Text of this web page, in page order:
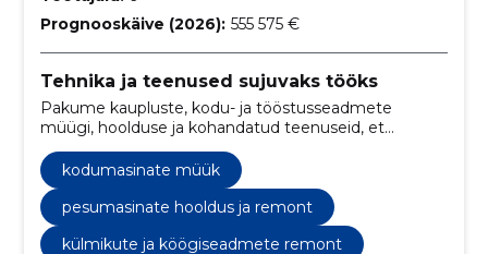
Prognooskäive (2026): 555 575 €
Tehnika ja teenused sujuvaks tööks
Pakume kaupluste, kodu- ja tööstusseadmete
müügi, hoolduse ja kohandatud teenuseid, et
vähendada seisakuid ja tõsta efektiivsust.
kodumasinate müük
pesumasinate hooldus ja remont
külmikute ja köögiseadmete remont